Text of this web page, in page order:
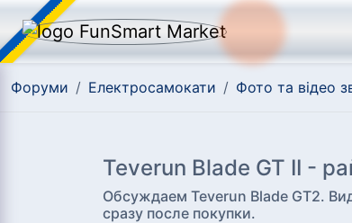
Форуми / Електросамокати / Фото та відео
Teverun Blade GT II -
Обсуждаем Teverun Blade GT2.
сразу после покупки.